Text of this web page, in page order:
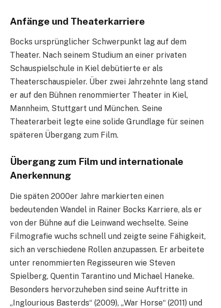
Anfänge und Theaterkarriere
Bocks ursprünglicher Schwerpunkt lag auf dem
Theater. Nach seinem Studium an einer privaten
Schauspielschule in Kiel debütierte er als
Theaterschauspieler. Über zwei Jahrzehnte lang stand
er auf den Bühnen renommierter Theater in Kiel,
Mannheim, Stuttgart und München. Seine
Theaterarbeit legte eine solide Grundlage für seinen
späteren Übergang zum Film.
Übergang zum Film und internationale
Anerkennung
Die späten 2000er Jahre markierten einen
bedeutenden Wandel in Rainer Bocks Karriere, als er
von der Bühne auf die Leinwand wechselte. Seine
Filmografie wuchs schnell und zeigte seine Fähigkeit,
sich an verschiedene Rollen anzupassen. Er arbeitete
unter renommierten Regisseuren wie Steven
Spielberg, Quentin Tarantino und Michael Haneke.
Besonders hervorzuheben sind seine Auftritte in
„Inglourious Basterds“ (2009), „War Horse“ (2011) und